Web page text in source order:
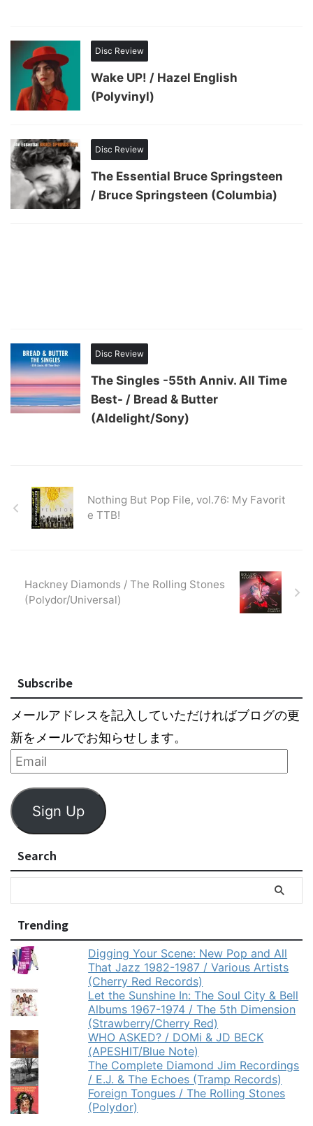
Disc Review
Wake UP! / Hazel English
(Polyvinyl)
Disc Review
The Essential Bruce Springsteen
/ Bruce Springsteen (Columbia)
Disc Review
The Singles -55th Anniv. All Time
Best- / Bread & Butter
(Aldelight/Sony)
Nothing But Pop File, vol.76: My Favorit
e TTB!
Hackney Diamonds / The Rolling Stones
(Polydor/Universal)
Subscribe
メールアドレスを記入していただければブログの更
新をメールでお知らせします。
Sign Up
Search
Trending
Digging Your Scene: New Pop and All
That Jazz 1982-1987 / Various Artists
(Cherry Red Records)
Let the Sunshine In: The Soul City & Bell
Albums 1967-1974 / The 5th Dimension
(Strawberry/Cherry Red)
WHO ASKED? / DOMi & JD BECK
(APESHIT/Blue Note)
The Complete Diamond Jim Recordings
/ E.J. & The Echoes (Tramp Records)
Foreign Tongues / The Rolling Stones
(Polydor)